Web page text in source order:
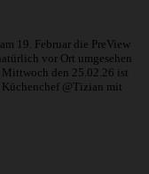
19. Februar die PreView
vor Ort umgesehen
den 25.02.26 ist
@Tizian mit